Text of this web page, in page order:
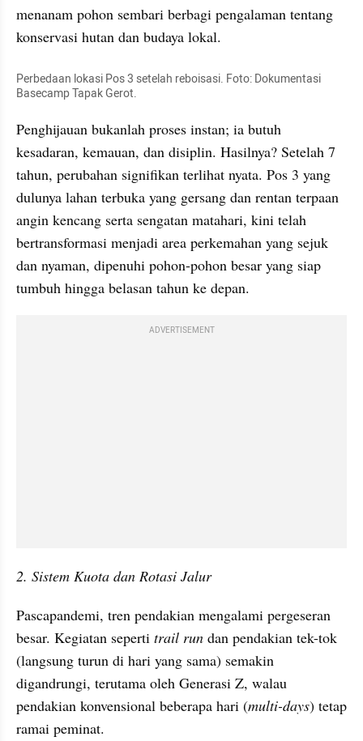
menanam pohon sembari berbagi pengalaman tentang
konservasi hutan dan budaya lokal.
Perbedaan lokasi Pos 3 setelah reboisasi. Foto: Dokumentasi
Basecamp Tapak Gerot.
Penghijauan bukanlah proses instan; ia butuh
kesadaran, kemauan, dan disiplin. Hasilnya? Setelah 7
tahun, perubahan signifikan terlihat nyata. Pos 3 yang
dulunya lahan terbuka yang gersang dan rentan terpaan
angin kencang serta sengatan matahari, kini telah
bertransformasi menjadi area perkemahan yang sejuk
dan nyaman, dipenuhi pohon-pohon besar yang siap
tumbuh hingga belasan tahun ke depan.
ADVERTISEMENT
2. Sistem Kuota dan Rotasi Jalur
Pascapandemi, tren pendakian mengalami pergeseran
besar. Kegiatan seperti trail run dan pendakian tek-tok
(langsung turun di hari yang sama) semakin
digandrungi, terutama oleh Generasi Z, walau
pendakian konvensional beberapa hari (multi-days) tetap
ramai peminat.